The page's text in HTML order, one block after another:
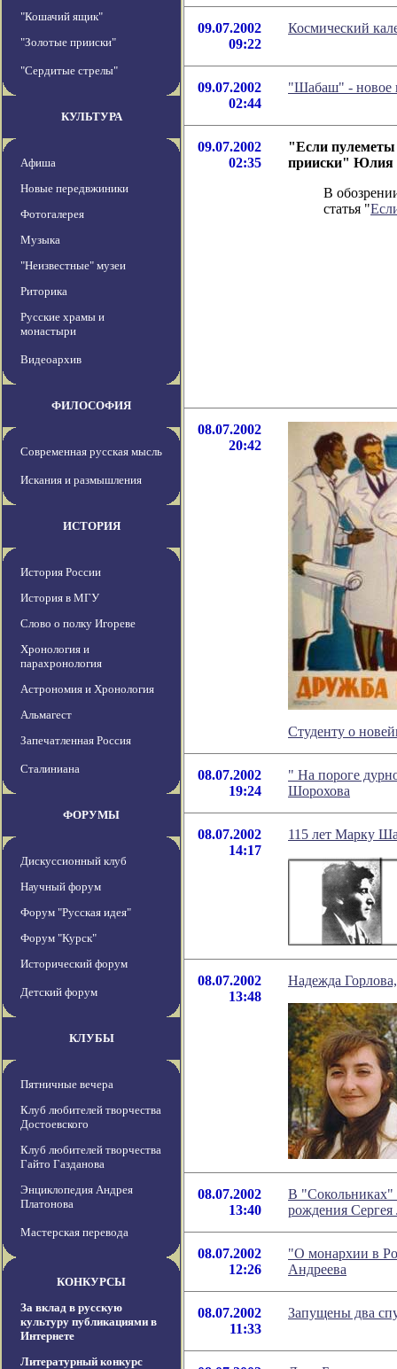
"Кошачий ящик"
"Золотые прииски"
"Сердитые стрелы"
КУЛЬТУРА
Афиша
Новые передвжиники
Фотогалерея
Музыка
"Неизвестные" музеи
Риторика
Русские храмы и
монастыри
Видеоархив
ФИЛОСОФИЯ
Современная русская мысль
Искания и размышления
ИСТОРИЯ
История России
История в МГУ
Слово о полку Игореве
Хронология и
парахронология
Астрономия и Хронология
Альмагест
Запечатленная Россия
Сталиниана
ФОРУМЫ
Дискуссионный клуб
Научный форум
Форум "Русская идея"
Форум "Курск"
Исторический форум
Детский форум
КЛУБЫ
Пятничные вечера
Клуб любителей творчества
Достоевского
Клуб любителей творчества
Гайто Газданова
Энциклопедия Андрея
Платонова
Мастерская перевода
КОНКУРСЫ
За вклад в русскую
культуру публикациями в
Интернете
Литературный конкурс
09.07.2002
09:22
Космический
09.07.2002
02:44
"Шабаш" - новое
09.07.2002
02:35
"Если пулеметы
прииски" Юлия
В
статья "
08.07.2002
20:42
Студенту о
08.07.2002
19:24
" На пороге
Шорохова
08.07.2002
14:17
115 лет Марку
08.07.2002
13:48
Надежда
08.07.2002
13:40
В "Сокольниках"
рождения
08.07.2002
12:26
"О монархии в
Андреева
08.07.2002
11:33
Запущены два